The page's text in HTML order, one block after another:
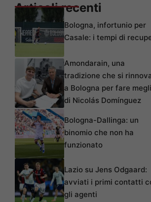
Articoli recenti
Bologna, infortunio per
Casale: i tempi di
Amondarain, una
tradizione che si
a Bologna per fare
di Nicolás Domínguez
Bologna-Dallinga: un
binomio che non ha
funzionato
Lazio su Jens Odgaard:
avviati i primi contatti
gli agenti